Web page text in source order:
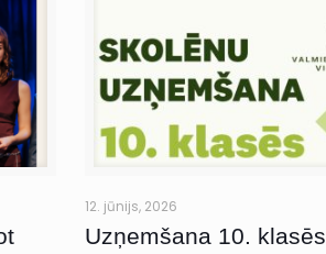
12. jūnijs, 2026
Uzņemšana 10. klasēs